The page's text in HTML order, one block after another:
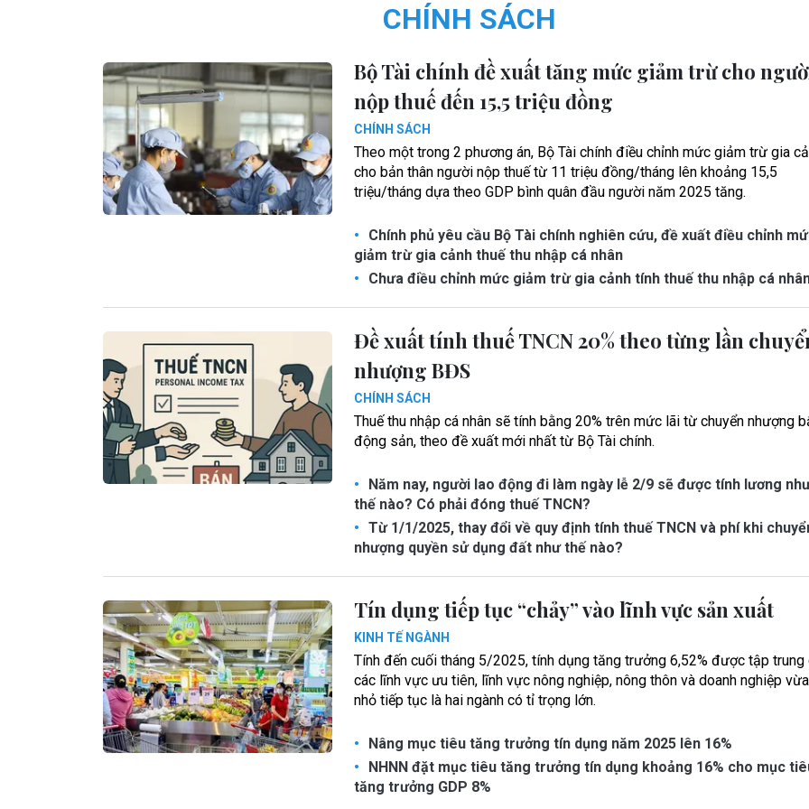
CHÍNH SÁCH
Bộ Tài chính đề xuất tăng mức giảm trừ cho
nộp thuế đến 15,5 triệu đồng
CHÍNH SÁCH
Theo một trong 2 phương án, Bộ Tài chính điều chỉnh mức giảm trừ gia
cho bản thân người nộp thuế từ 11 triệu đồng/tháng lên khoảng 15,5
triệu/tháng dựa theo GDP bình quân đầu người năm 2025 tăng.
Chính phủ yêu cầu Bộ Tài chính nghiên cứu, đề xuất điều chỉnh
giảm trừ gia cảnh thuế thu nhập cá nhân
Chưa điều chỉnh mức giảm trừ gia cảnh tính thuế thu nhập cá
Đề xuất tính thuế TNCN 20% theo từng lần
nhượng BĐS
CHÍNH SÁCH
Thuế thu nhập cá nhân sẽ tính bằng 20% trên mức lãi từ chuyển nhượng
động sản, theo đề xuất mới nhất từ Bộ Tài chính.
Năm nay, người lao động đi làm ngày lễ 2/9 sẽ được tính lương
thế nào? Có phải đóng thuế TNCN?
Từ 1/1/2025, thay đổi về quy định tính thuế TNCN và phí khi
nhượng quyền sử dụng đất như thế nào?
Tín dụng tiếp tục “chảy” vào lĩnh vực sản xuất
KINH TẾ NGÀNH
Tính đến cuối tháng 5/2025, tính dụng tăng trưởng 6,52% được tập trung
các lĩnh vực ưu tiên, lĩnh vực nông nghiệp, nông thôn và doanh nghiệp
nhỏ tiếp tục là hai ngành có tỉ trọng lớn.
Nâng mục tiêu tăng trưởng tín dụng năm 2025 lên 16%
NHNN đặt mục tiêu tăng trưởng tín dụng khoảng 16% cho mục
tăng trưởng GDP 8%